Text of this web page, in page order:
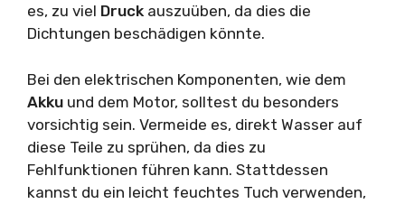
es, zu viel Druck auszuüben, da dies die
Dichtungen beschädigen könnte.
Bei den elektrischen Komponenten, wie dem
Akku und dem Motor, solltest du besonders
vorsichtig sein. Vermeide es, direkt Wasser auf
diese Teile zu sprühen, da dies zu
Fehlfunktionen führen kann. Stattdessen
kannst du ein leicht feuchtes Tuch verwenden,